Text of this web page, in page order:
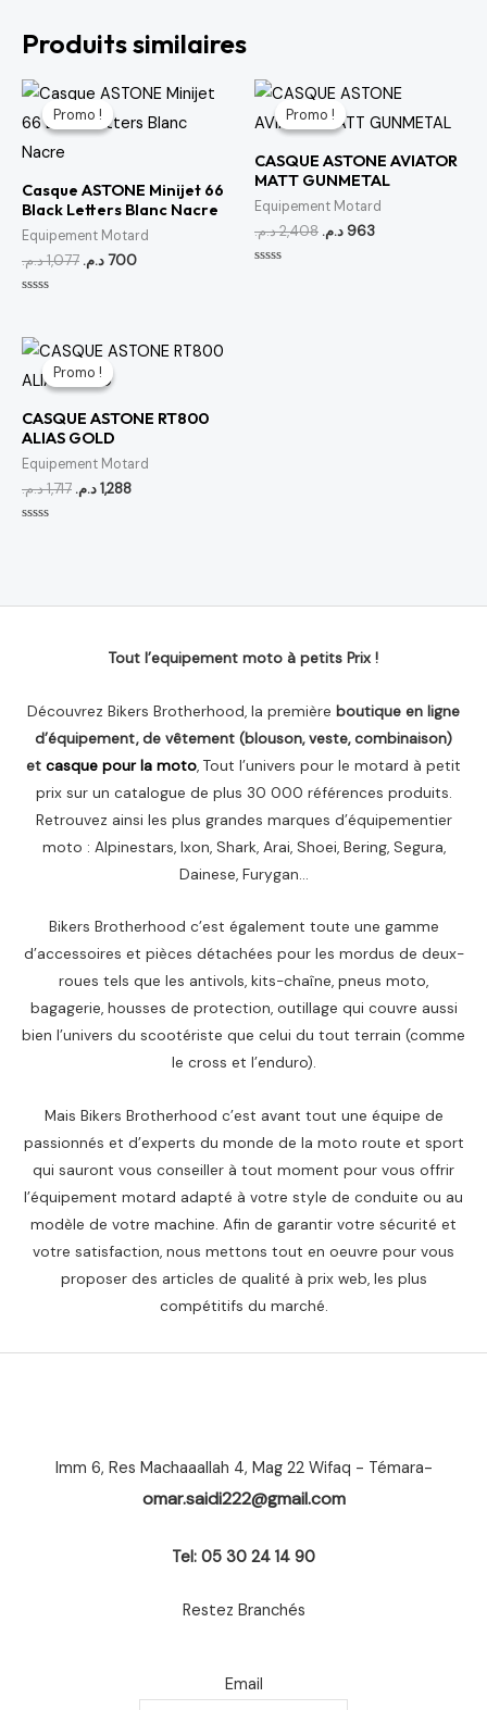
Produits similaires
Promo !
Promo !
Casque ASTONE Minijet 66
Black Letters Blanc Nacre
Equipement Motard
1,077د.م.
Le
prix
initial
700د.م.
Le
actuel
5
Promo !
Promo !
CASQUE ASTONE AVIATOR
MATT GUNMETAL
Equipement Motard
2,408د.م.
Le
prix
initial
2,408 د.م..
963د.م.
Le
actuel
963 د.م..
Promo !
Promo !
CASQUE ASTONE RT800
ALIAS GOLD
Equipement Motard
1,717د.م.
Le
prix
initial
1,717 د.م..
1,288د.م.
Le
1,288 د.م..
Tout l’equipement moto à petits Prix !
Découvrez Bikers Brotherhood, la première boutique en ligne
d’équipement, de vêtement (blouson, veste, combinaison)
et casque pour la moto , Tout l’univers pour le motard à petit
prix sur un catalogue de plus 30 000 références produits.
Retrouvez ainsi les plus grandes marques d’équipementier
moto : Alpinestars, Ixon, Shark, Arai, Shoei, Bering, Segura,
Dainese, Furygan…
Bikers Brotherhood c’est également toute une gamme
d’accessoires et pièces détachées pour les mordus de deux-
roues tels que les antivols, kits-chaîne, pneus moto,
bagagerie, housses de protection, outillage qui couvre aussi
bien l’univers du scootériste que celui du tout terrain (comme
le cross et l’enduro).
Mais Bikers Brotherhood c’est avant tout une équipe de
passionnés et d’experts du monde de la moto route et sport
qui sauront vous conseiller à tout moment pour vous offrir
l’équipement motard adapté à votre style de conduite ou au
modèle de votre machine. Afin de garantir votre sécurité et
votre satisfaction, nous mettons tout en oeuvre pour vous
proposer des articles de qualité à prix web, les plus
compétitifs du marché.
Imm 6, Res Machaaallah 4, Mag 22 Wifaq - Témara-
omar.saidi222@gmail.com
Tel: 05 30 24 14 90
Restez Branchés
Email